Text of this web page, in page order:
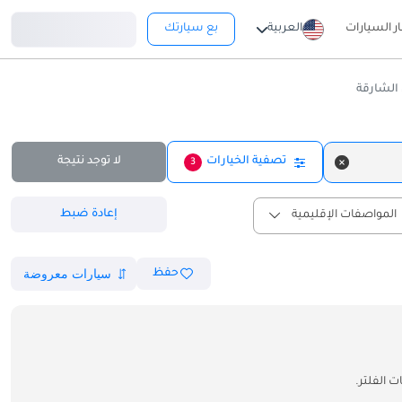
السيارات العربية بع سيارتك
تصفية الخيارات 3 لا توجد نتيجة
المواصفات الإقليمية إعادة ضبط
حفظ
الفلتر.